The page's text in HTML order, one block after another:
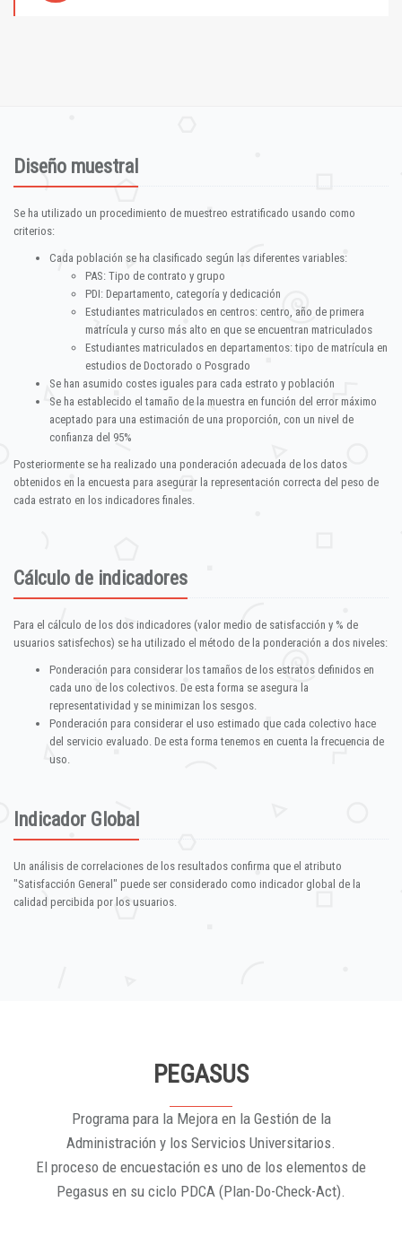
Diseño muestral
Se ha utilizado un procedimiento de muestreo estratificado usando como
criterios:
Cada población se ha clasificado según las diferentes variables:
PAS: Tipo de contrato y grupo
PDI: Departamento, categoría y dedicación
Estudiantes matriculados en centros: centro, año de primera
matrícula y curso más alto en que se encuentran matriculados
Estudiantes matriculados en departamentos: tipo de matrícula en
estudios de Doctorado o Posgrado
Se han asumido costes iguales para cada estrato y población
Se ha establecido el tamaño de la muestra en función del error máximo
aceptado para una estimación de una proporción, con un nivel de
confianza del 95%
Posteriormente se ha realizado una ponderación adecuada de los datos
obtenidos en la encuesta para asegurar la representación correcta del peso de
cada estrato en los indicadores finales.
Cálculo de indicadores
Para el cálculo de los dos indicadores (valor medio de satisfacción y % de
usuarios satisfechos) se ha utilizado el método de la ponderación a dos niveles:
Ponderación para considerar los tamaños de los estratos definidos en
cada uno de los colectivos. De esta forma se asegura la
representatividad y se minimizan los sesgos.
Ponderación para considerar el uso estimado que cada colectivo hace
del servicio evaluado. De esta forma tenemos en cuenta la frecuencia de
uso.
Indicador Global
Un análisis de correlaciones de los resultados confirma que el atributo
"Satisfacción General" puede ser considerado como indicador global de la
calidad percibida por los usuarios.
PEGASUS
Programa para la Mejora en la Gestión de la
Administración y los Servicios Universitarios.
El proceso de encuestación es uno de los elementos de
Pegasus en su ciclo PDCA (Plan-Do-Check-Act).